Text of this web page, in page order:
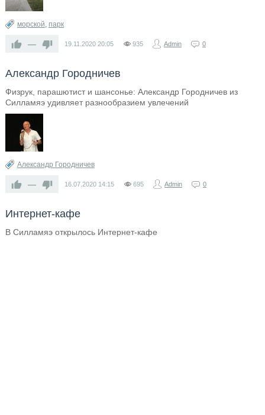
морской, парк
— 19.11.2020 20:05 935 Admin 0
Александр Городничев
Физрук, парашютист и шансонье: Александр Городничев из
Силламяэ удивляет разнообразием увлечений
Александр Городничев
— 16.07.2020 14:15 695 Admin 0
Интернет-кафе
В Силламяэ открылось Интернет-кафе